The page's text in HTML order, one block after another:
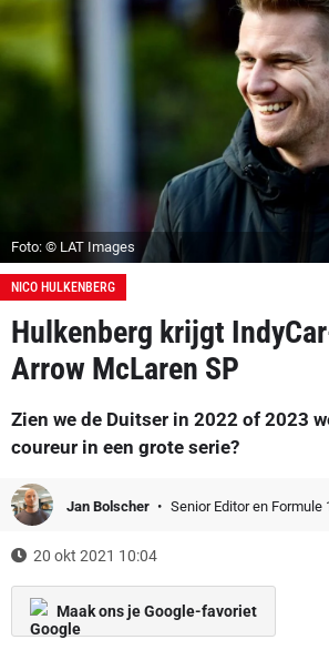
Foto: © LAT Images
NICO HULKENBERG
Hulkenberg krijgt
Arrow McLaren SP
Zien we de Duitser in 2022 of 2023
coureur in een grote serie?
Jan Bolscher Senior Editor en Formule
20 okt 2021 10:04
Maak ons je Google-favoriet